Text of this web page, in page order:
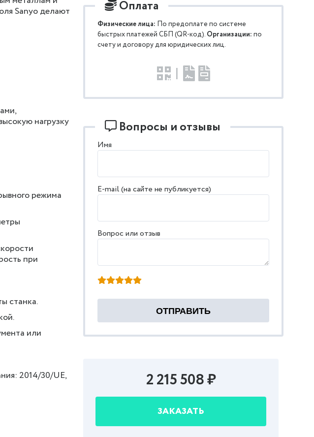
Sanyo делают
нагрузку
режима
при
станка.
или
2014/30/UE,
Оплата
Физические лица: По предоплате по системе
быстрых платежей СБП (QR-код). Организации: по
счету и договору для юридических лиц.
|
Вопросы и отзывы
Имя
E-mail (на сайте не публикуется)
Вопрос или отзыв
2 215 508 ₽
ЗАКАЗАТЬ